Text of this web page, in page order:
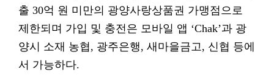
출 30억 원 미만의 광양사랑상품권 가맹점으로
제한되며 가입 및 충전은 모바일 앱 ‘Chak’과 광
양시 소재 농협, 광주은행, 새마을금고, 신협 등에
서 가능하다.